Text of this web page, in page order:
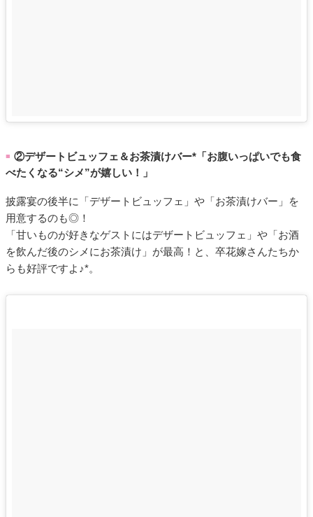
■ ②デザートビュッフェ＆お茶漬けバー*「お腹いっぱいでも食
べたくなる“シメ”が嬉しい！」
披露宴の後半に「デザートビュッフェ」や「お茶漬けバー」を
用意するのも◎！
「甘いものが好きなゲストにはデザートビュッフェ」や「お酒
を飲んだ後のシメにお茶漬け」が最高！と、卒花嫁さんたちか
らも好評ですよ♪*。